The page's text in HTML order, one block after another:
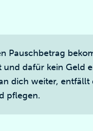
Pauschbetrag
und dafür kein Geld
dich weiter,
pflegen.